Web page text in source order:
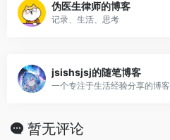
伪医生律师的博客
记录、生活、思考
jsishsjsj的随笔博客
一个专注于生活经验分享的博客
暂无评论